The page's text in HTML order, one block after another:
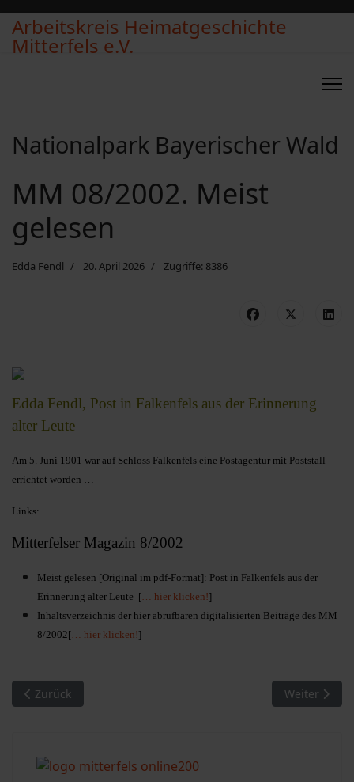
Arbeitskreis Heimatgeschichte
Mitterfels e.V.
Nationalpark Bayerischer Wald
MM 08/2002. Meist
gelesen
Edda Fendl 20. April 2026 Zugriffe: 8386
Edda Fendl, Post in Falkenfels aus der Erinnerung
alter Leute
Am 5. Juni 1901 war auf Schloss Falkenfels eine Postagentur mit Poststall
errichtet worden …
Links:
Mitterfelser Magazin 8/2002
Meist gelesen [Original im pdf-Format]: Post in Falkenfels aus der
Erinnerung alter Leute [… hier klicken!]
Inhaltsverzeichnis der hier abrufbaren digitalisierten Beiträge des MM
8/2002[… hier klicken!]
Vorheriger Beitrag: MM 07/2001. Meist gelesen
Zurück Nächster
Weiter